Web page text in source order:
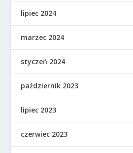
lipiec 2024
marzec 2024
styczeń 2024
październik 2023
lipiec 2023
czerwiec 2023